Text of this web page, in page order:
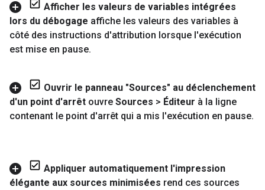
Afficher les valeurs de variables intégrées
lors du débogage affiche les valeurs des variables à
côté des instructions d'attribution lorsque l'exécution
est mise en pause.
Ouvrir le panneau "Sources" au déclenchement
d'un point d'arrêt ouvre Sources > Éditeur à la ligne
contenant le point d'arrêt qui a mis l'exécution en pause.
Appliquer automatiquement l'impression
élégante aux sources minimisées rend ces sources